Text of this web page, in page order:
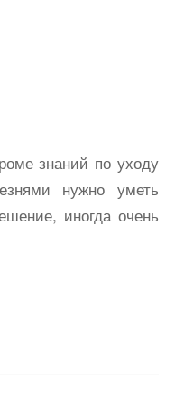
знаний по уходу
нужно уметь
иногда очень